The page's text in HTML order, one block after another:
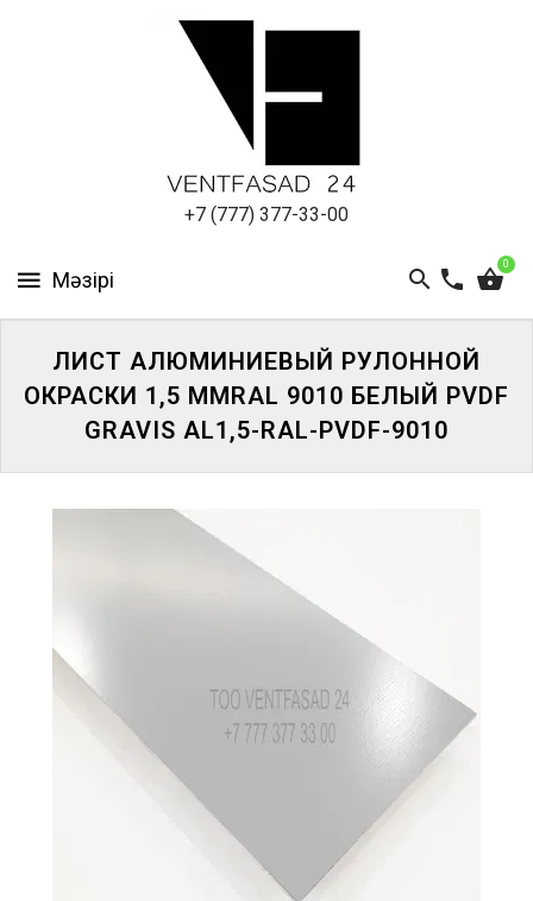
+7 (777) 377-33-00
0
ПАНЕЛИ
ЛИСТ АЛЮМИНИЕВЫЙ РУЛОННОЙ
ОКРАСКИ 1,5 ММRAL 9010 БЕЛЫЙ PVDF
GRAVIS AL1,5-RAL-PVDF-9010